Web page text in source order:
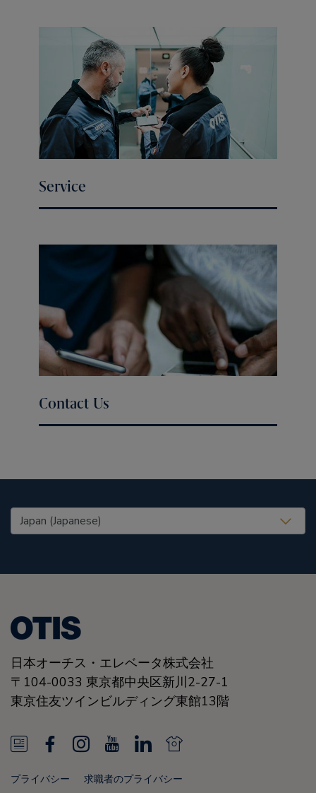
Service
Contact Us
United States (EN)
日本オーチス・エレベータ株式会社
〒104-0033 東京都中央区新川2-27-1
東京住友ツインビルディング東館13階
N
e
I
n
o
L
i
N
プライバシー
求職者のプライバシー